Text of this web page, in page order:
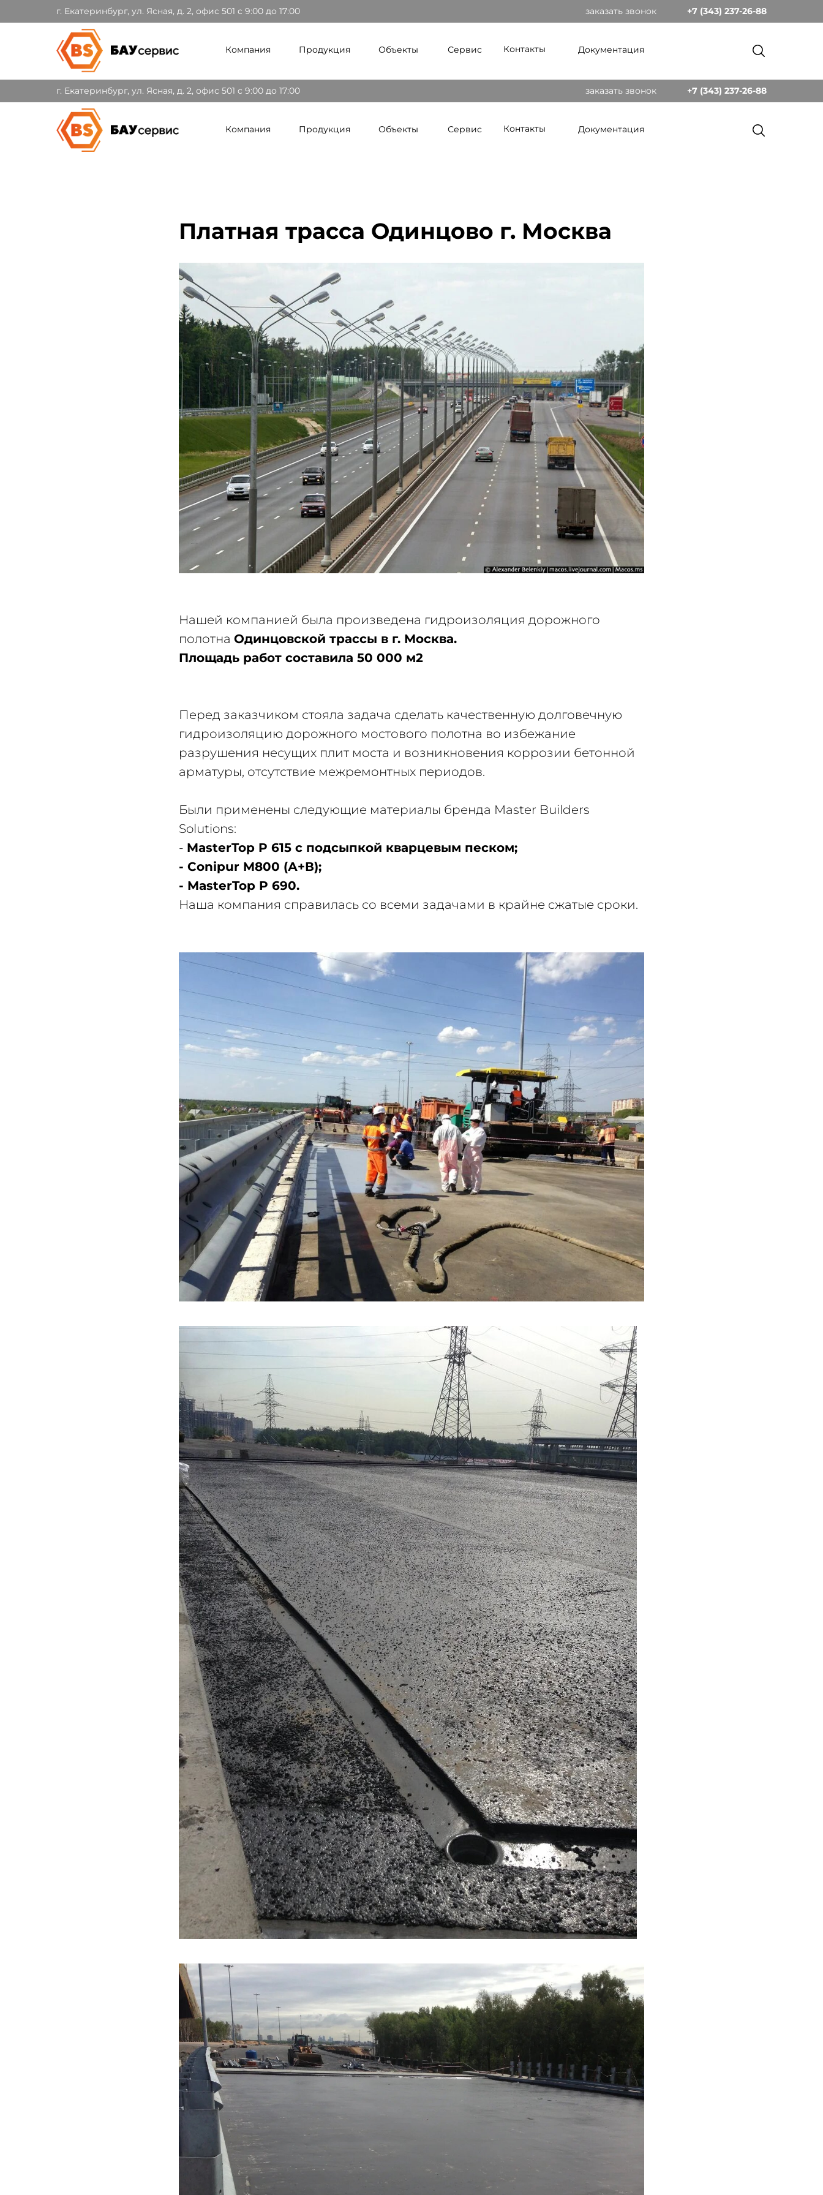
Компания Продукция Объекты Сервис
+7 (343) 237-26-88
заказать звонок
г. Екатеринбург, ул. Ясная, д. 2, офис 501 c 9:00 до 17:00
Документация
Контакты
Компания Продукция Объекты Сервис
+7 (343) 237-26-88
заказать звонок
г. Екатеринбург, ул. Ясная, д. 2, офис 501 c 9:00 до 17:00
Документация
Контакты
Платная трасса Одинцово г. Москва
Нашей компанией была произведена гидроизоляция дорожного
полотна Одинцовской трассы в г. Москва.
Площадь работ составила 50 000 м2
Перед заказчиком стояла задача сделать качественную долговечную
гидроизоляцию дорожного мостового полотна во избежание
разрушения несущих плит моста и возникновения коррозии бетонной
арматуры, отсутствие межремонтных периодов.
Были применены следующие материалы бренда Master Builders
Solutions:
- MasterTop P 615 с подсыпкой кварцевым песком;
- Conipur M800 (А+В);
- MasterTop P 690.
Наша компания справилась со всеми задачами в крайне сжатые сроки.